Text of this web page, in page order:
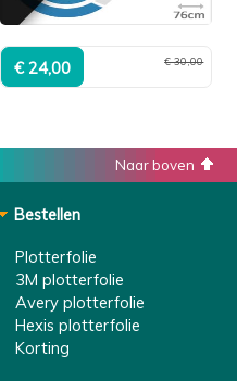
€ 30,00
Naar boven
Bestellen
Plotterfolie
3M plotterfolie
Avery plotterfolie
Hexis plotterfolie
Korting